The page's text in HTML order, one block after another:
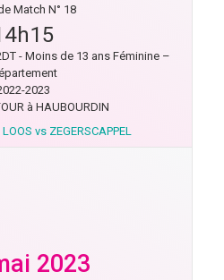
Match N° 18
- Moins de 13 ans Féminine –
2023
à HAUBOURDIN
vs ZEGERSCAPPEL
2023